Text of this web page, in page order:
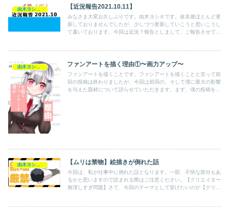
由木ヨシキの活動記録 【近況報告2021.10.11】
みなさま大変お久しぶりです。由木ヨシキです。改名後ほとんど更
新しておりませんでしたが、少しづつ更新していこうと思いこうし
て書いております。今回は近況？報告としまして、ご報告させてい
由木ヨシキの活動記録 ファンアートを描く理由①〜画力アップ〜
ファンアートを描くことです。ファンアートを描くことと言って前
回の投稿は終わりましたが、今回は前回の、そして僕に最大の影響
を与えた題材について語らせていただきます。まず、僕の投稿を観
由木ヨシキの活動記録 【ムリは禁物】絵描きが倒れた話
今回は、私が仕事中に倒れた話となります。一部、不快な部分もあ
るかと思いますので読まれる際はご注意ください。【クリエイター
無理しすぎ問題】さて、今回のテーマとして挙げたいのが【クリエ